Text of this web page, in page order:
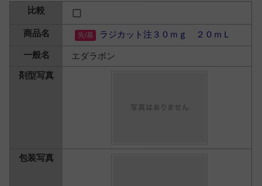
ラジカット注３０ｍｇ ２０ｍＬ
エダラボン